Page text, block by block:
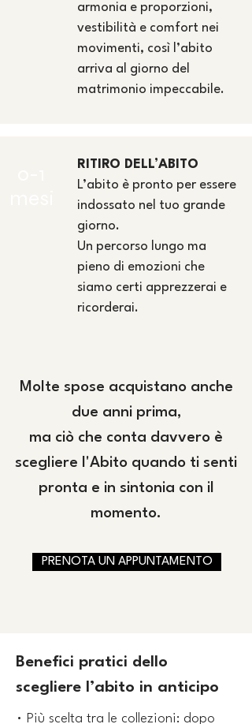
armonia e proporzioni,
vestibilità e comfort nei
movimenti, così l’abito
arriva al giorno del
matrimonio impeccabile.
RITIRO DELL’ABITO
L’abito è pronto per essere
indossato nel tuo grande
giorno.
Un percorso lungo ma
pieno di emozioni che
siamo certi apprezzerai e
ricorderai.
Molte spose acquistano anche
due anni prima,
ma ciò che conta davvero è
scegliere l'Abito quando ti senti
pronta e in sintonia con il
momento.
PRENOTA UN APPUNTAMENTO
Benefici pratici dello
scegliere l’abito in anticipo
• Più scelta tra le collezioni: dopo